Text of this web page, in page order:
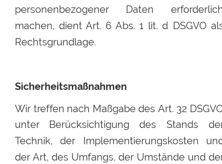
personenbezogener
Daten
machen, dient Art. 6 Abs. 1 lit. d DSGVO
Rechtsgrundlage.
Sicherheitsmaßnahmen
Wir treffen nach Maßgabe des Art. 32
unter
Berücksichtigung des Stands
Technik,
der Implementierungskosten
der Art, des Umfangs, der Umstände und